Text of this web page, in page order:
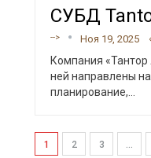
СУБД
--> Ноя 19, 2025
Компания
ней направлены
планирование,
1 2 3 …